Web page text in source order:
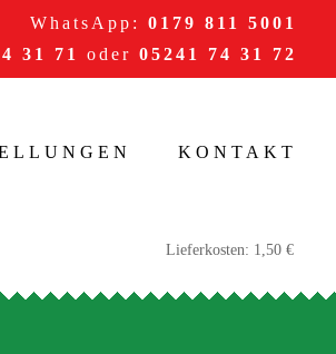
WhatsApp: 0179 811 5001
31 71
oder 05241 74 31 72
KONTAKT